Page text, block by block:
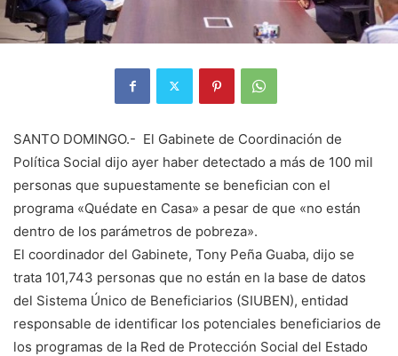
SANTO DOMINGO.- El Gabinete de Coordinación de
Política Social dijo ayer haber detectado a más de 100 mil
personas que supuestamente se benefician con el
programa «Quédate en Casa» a pesar de que «no están
dentro de los parámetros de pobreza».
El coordinador del Gabinete, Tony Peña Guaba, dijo se
trata 101,743 personas que no están en la base de datos
del Sistema Único de Beneficiarios (SIUBEN), entidad
responsable de identificar los potenciales beneficiarios de
los programas de la Red de Protección Social del Estado